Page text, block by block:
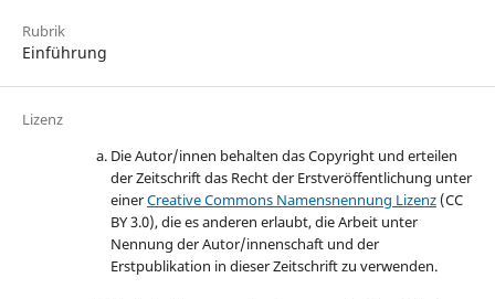
Rubrik
Einführung
Lizenz
Die Autor/innen behalten das Copyright und erteilen
der Zeitschrift das Recht der Erstveröffentlichung unter
einerCreative Commons Namensnennung Lizenz(CC
BY 3.0), die es anderen erlaubt, die Arbeit unter
Nennung der Autor/innenschaft und der
Erstpublikation in dieser Zeitschrift zu verwenden.